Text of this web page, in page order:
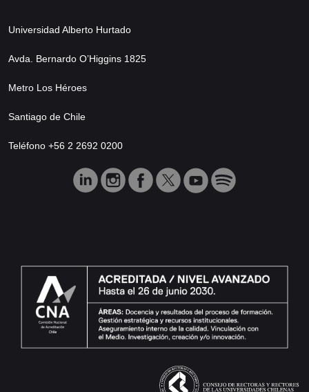
Universidad Alberto Hurtado
Avda. Bernardo O’Higgins 1825
Metro Los Héroes
Santiago de Chile
Teléfono +56 2 2692 0200